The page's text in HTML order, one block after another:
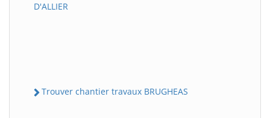
D'ALLIER
Trouver chantier travaux BRUGHEAS